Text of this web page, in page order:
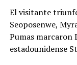
El visitante
Seoposenwe,
Pumas marcaron
estadounidense